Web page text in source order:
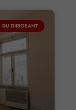
DU DIRIGEANT